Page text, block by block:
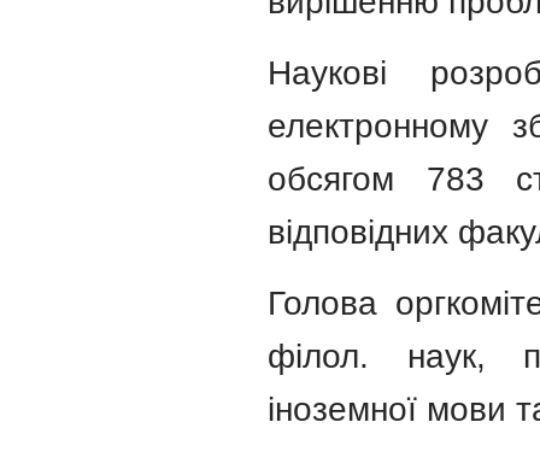
Наукові
електронному
обсягом 783
відповідних
Голова
філол. наук,
іноземної мови